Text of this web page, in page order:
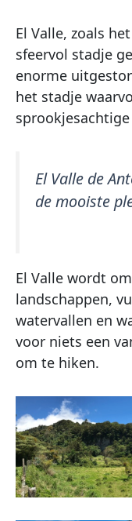
El Valle, zoals
sfeervol stadje
enorme
het stadje
El Valle de
de mooiste
El Valle wordt
landschappen,
watervallen en
voor niets een
om te hiken.